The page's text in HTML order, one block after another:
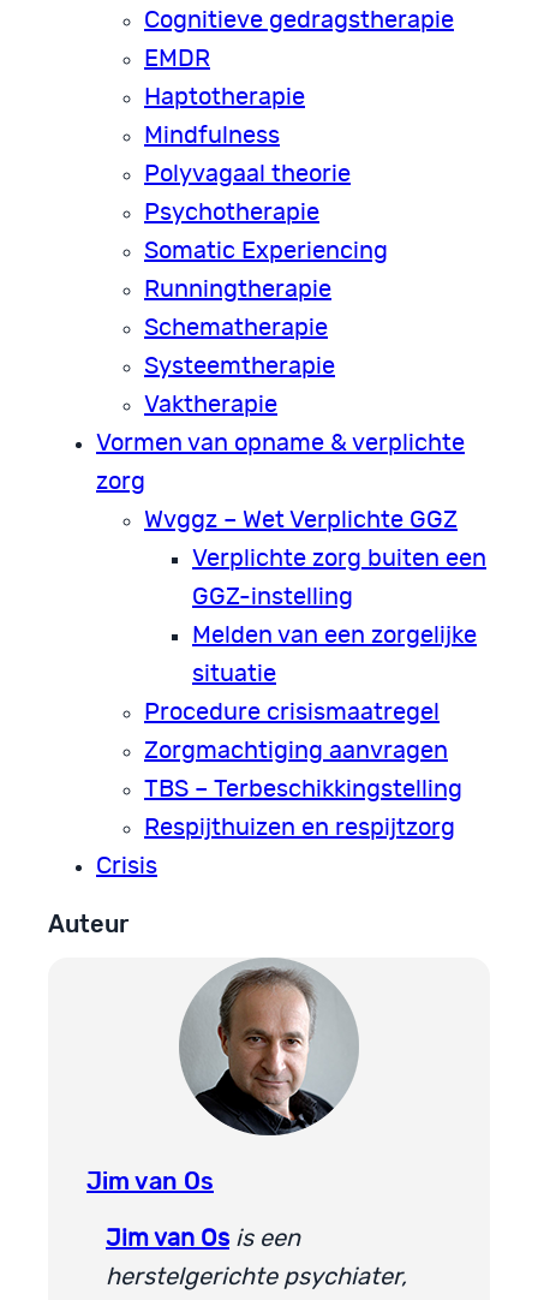
Cognitieve gedragstherapie
EMDR
Haptotherapie
Mindfulness
Polyvagaal theorie
Psychotherapie
Somatic Experiencing
Runningtherapie
Schematherapie
Systeemtherapie
Vaktherapie
Vormen van opname & verplichte
zorg
Wvggz – Wet Verplichte GGZ
Verplichte zorg buiten een
GGZ-instelling
Melden van een zorgelijke
situatie
Procedure crisismaatregel
Zorgmachtiging aanvragen
TBS – Terbeschikkingstelling
Respijthuizen en respijtzorg
Crisis
Auteur
Jim van Os
Jim van Os is een
herstelgerichte psychiater,